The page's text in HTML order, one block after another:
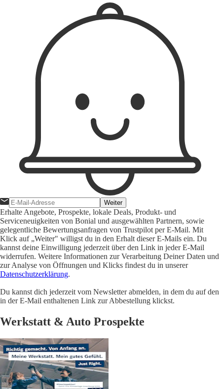
Weiter
Erhalte Angebote, Prospekte, lokale Deals, Produkt- und
Serviceneuigkeiten von Bonial und ausgewählten Partnern, sowie
gelegentliche Bewertungsanfragen von Trustpilot per E-Mail. Mit
Klick auf „Weiter" willigst du in den Erhalt dieser E-Mails ein. Du
kannst deine Einwilligung jederzeit über den Link in jeder E-Mail
widerrufen. Weitere Informationen zur Verarbeitung Deiner Daten und
zur Analyse von Öffnungen und Klicks findest du in unserer
Datenschutzerklärung.
Du kannst dich jederzeit vom Newsletter abmelden, in dem du auf den
in der E-Mail enthaltenen Link zur Abbestellung klickst.
Werkstatt & Auto Prospekte